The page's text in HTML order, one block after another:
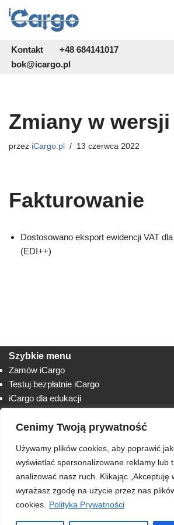
Cenimy Twoją prywatność
Używamy plików cookies, aby poprawić
wyświetlać spersonalizowane reklamy lub
analizować nasz ruch. Klikając „Akceptuję
wyrażasz zgodę na użycie przez nas
cookies.
Polityka Prywatności
do
treści
Kontakt
+48 684141017
bok@icargo.pl
Zmiany w wersji
przez iCargo.pl 13 czerwca 2022
Fakturowanie
Dostosowano eksport ewidencji VAT
(EDI++)
Szybkie menu
Zamów iCargo
Testuj bezpłatnie iCargo
iCargo dla edukacji
Lista zmian
Techniczne AnyDesk
Polityka prywatności
Regulamin usługi iCargo